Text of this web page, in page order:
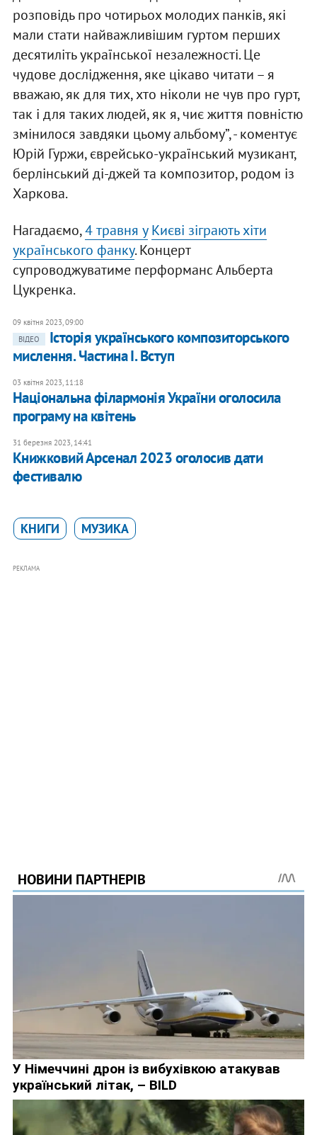
розповідь про чотирьох молодих панків, які
мали стати найважливішим гуртом перших
десятиліть української незалежності. Це
чудове дослідження, яке цікаво читати – я
вважаю, як для тих, хто ніколи не чув про гурт,
так і для таких людей, як я, чиє життя повністю
змінилося завдяки цьому альбому”, - коментує
Юрій Гуржи, єврейсько-український музикант,
берлінський ді-джей та композитор, родом із
Харкова.
Нагадаємо,4 травня у Києві зіграють хіти
українського фанку. Концерт
супроводжуватиме перформанс Альберта
Цукренка.
09 квітня 2023, 09:00
ВІДЕО
Історія українського композиторського
мислення. Частина І. Вступ
03 квітня 2023, 11:18
Національна філармонія України оголосила
програму на квітень
31 березня 2023, 14:41
Книжковий Арсенал 2023 оголосив дати
фестивалю
КНИГИ МУЗИКА
РЕКЛАМА